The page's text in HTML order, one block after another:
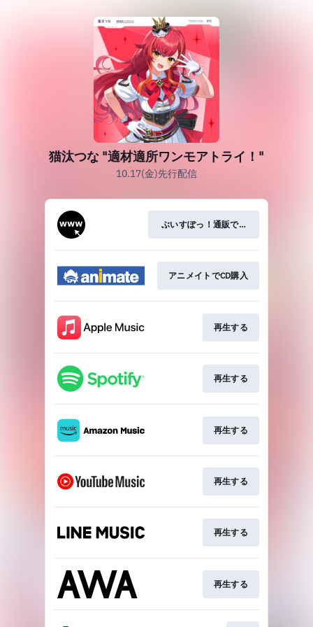
猫汰つな "適材適所ワンモアトライ！"
10.17(金)先行配信
ぶいすぽっ！通販でCD購入
アニメイトでCD購入
再生する
再生する
再生する
再生する
再生する
再生する